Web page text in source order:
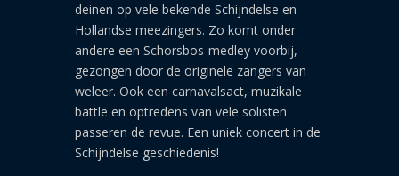
deinen op vele bekende Schijndelse en
Hollandse meezingers. Zo komt onder
andere een Schorsbos-medley voorbij,
gezongen door de originele zangers van
weleer. Ook een carnavalsact, muzikale
battle en optredens van vele solisten
passeren de revue. Een uniek concert in de
Schijndelse geschiedenis!